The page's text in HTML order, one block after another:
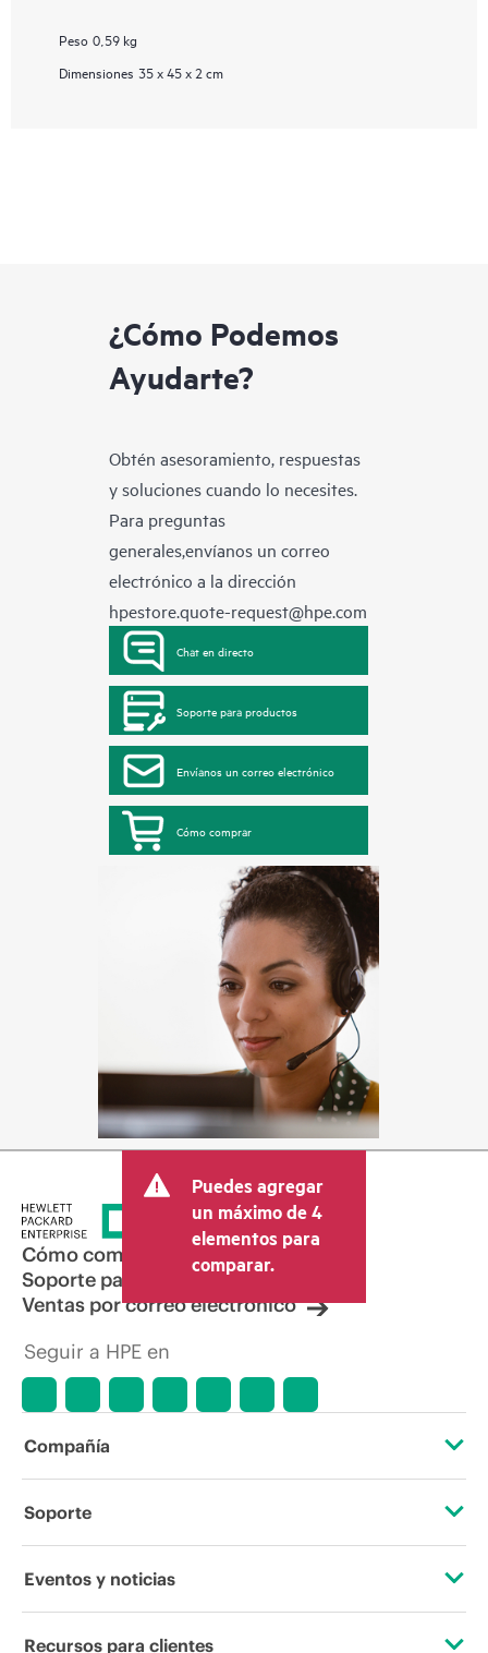
Peso 0,59 kg
Dimensiones 35 x 45 x 2 cm
¿Cómo Podemos
Ayudarte?
Obtén asesoramiento, respuestas
y soluciones cuando lo necesites.
Para preguntas
generales,envíanos un correo
electrónico a la dirección
hpestore.quote-request@hpe.com
Chat en directo
Soporte para productos
Envíanos un correo electrónico
Cómo comprar
Puedes agregar
un máximo de 4
elementos para
comparar.
Cómo comprar
Soporte para productos
Ventas por correo electrónico
Seguir a HPE en
Compañía
Acerca de HPE
Soporte
Servicios de soporte operativo
Eventos y noticias
Eventos
Recursos para clientes